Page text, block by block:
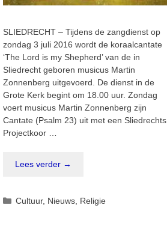
SLIEDRECHT – Tijdens de zangdienst op
zondag 3 juli 2016 wordt de koraalcantate
‘The Lord is my Shepherd’ van de in
Sliedrecht geboren musicus Martin
Zonnenberg uitgevoerd. De dienst in de
Grote Kerk begint om 18.00 uur. Zondag
voert musicus Martin Zonnenberg zijn
Cantate (Psalm 23) uit met een Sliedrechts
Projectkoor …
Lees verder →
Categorieën
Cultuur, Nieuws Religie